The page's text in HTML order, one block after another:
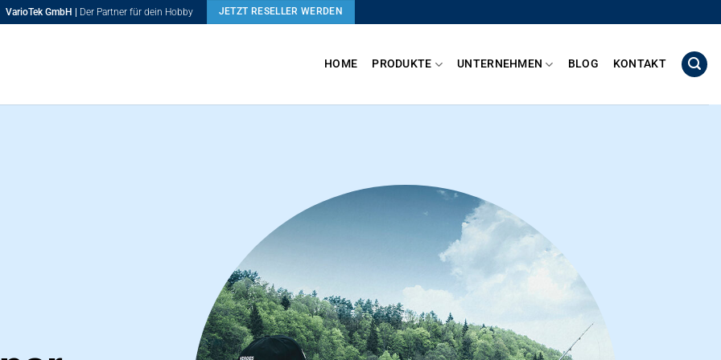
VarioTek GmbH | Der Partner für dein Hobby JETZT RESELLER WERDEN
HOME PRODUKTE UNTERNEHMEN BLOG KONTAKT